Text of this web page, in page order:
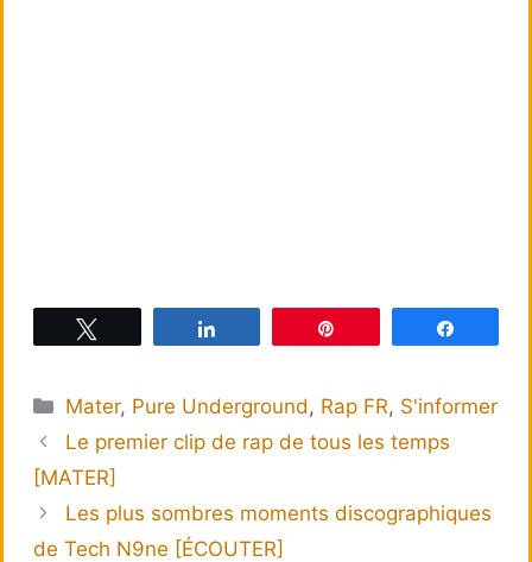
Catégories
Mater, Pure Underground, Rap FR, S'informer
Le premier clip de rap de tous les temps
[MATER]
Les plus sombres moments discographiques
de Tech N9ne [ÉCOUTER]